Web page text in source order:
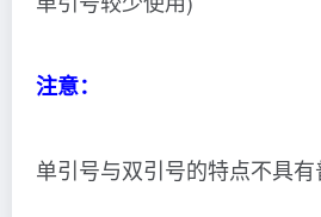
注意：
单引号与双引号的特点不具有